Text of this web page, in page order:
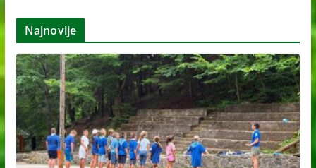
h
v
e
Najnovije